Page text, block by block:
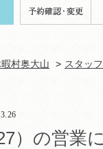
村奥大山 スタッ
）の営業